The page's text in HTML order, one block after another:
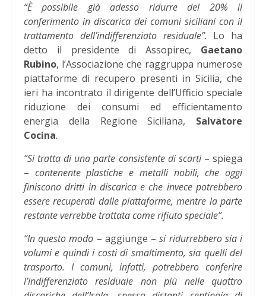
“È possibile già adesso ridurre del 20% il
conferimento in discarica dei comuni siciliani con il
trattamento dell’indifferenziato residuale”. Lo ha
detto il presidente di Assopirec, Gaetano
Rubino, l’Associazione che raggruppa numerose
piattaforme di recupero presenti in Sicilia, che
ieri ha incontrato il dirigente dell’Ufficio speciale
riduzione dei consumi ed efficientamento
energia della Regione Siciliana, Salvatore
Cocina.
“Si tratta di una parte consistente di scarti– spiega
– contenente plastiche e metalli nobili, che oggi
finiscono dritti in discarica e che invece potrebbero
essere recuperati dalle piattaforme, mentre la parte
restante verrebbe trattata come rifiuto speciale”.
“In questo modo – aggiunge –si ridurrebbero sia i
volumi e quindi i costi di smaltimento, sia quelli del
trasporto. I comuni, infatti, potrebbero conferire
l’indifferenziato residuale non più nelle quattro